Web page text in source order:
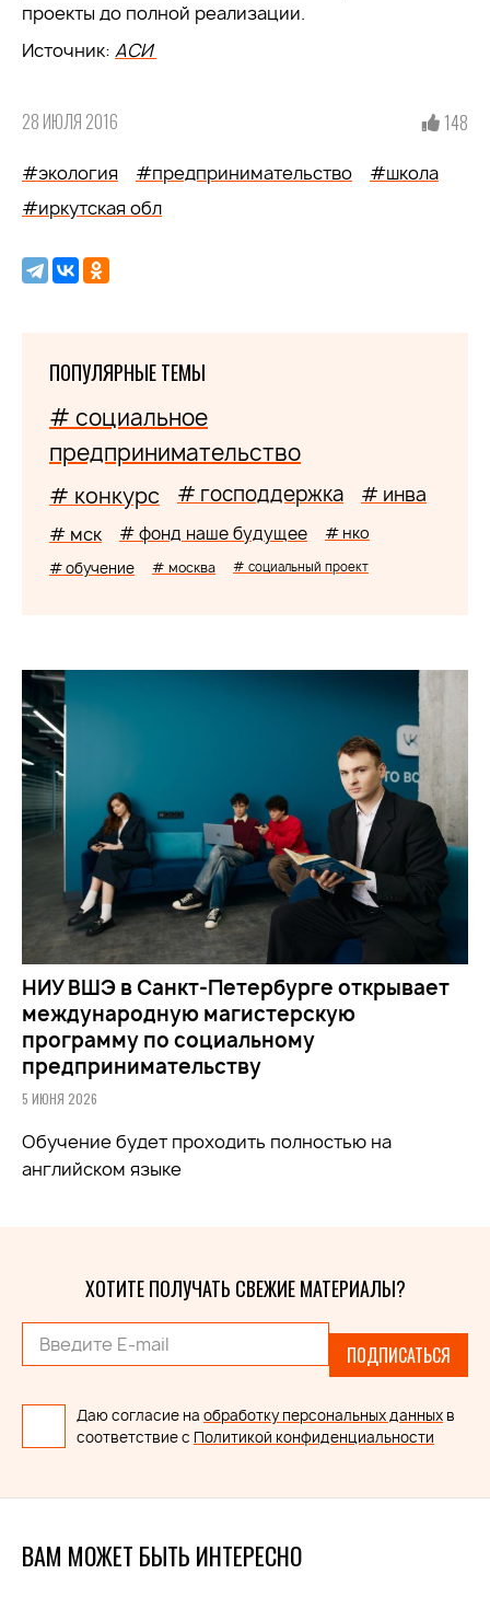
проекты до полной реализации.
Источник: АСИ
28 ИЮЛЯ 2016 148
#экология #предпринимательство
#школа
#иркутская обл
ПОПУЛЯРНЫЕ ТЕМЫ
# социальное
предпринимательство
# конкурс # господдержка # инва
# мск # фонд наше будущее # нко
# обучение # москва # социальный проект
НИУ ВШЭ в Санкт-Петербурге открывает
международную магистерскую
программу по социальному
предпринимательству
5 ИЮНЯ 2026
Обучение будет проходить полностью на
английском языке
ХОТИТЕ ПОЛУЧАТЬ СВЕЖИЕ МАТЕРИАЛЫ?
ПОДПИСАТЬСЯ
Даю согласие на обработку персональных данных в
соответствие с Политикой конфиденциальности
ВАМ МОЖЕТ БЫТЬ ИНТЕРЕСНО